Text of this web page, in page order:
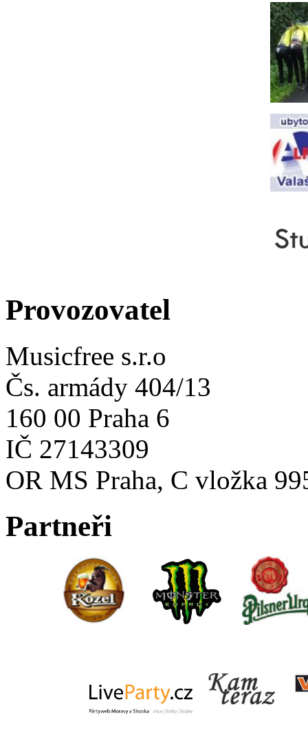
Provozovatel
Musicfree s.r.o
Čs. armády 404/13
160 00 Praha 6
IČ 27143309
OR MS Praha, C vložka
Partneři